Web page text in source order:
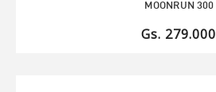
MOONRUN 300
Gs. 279.000